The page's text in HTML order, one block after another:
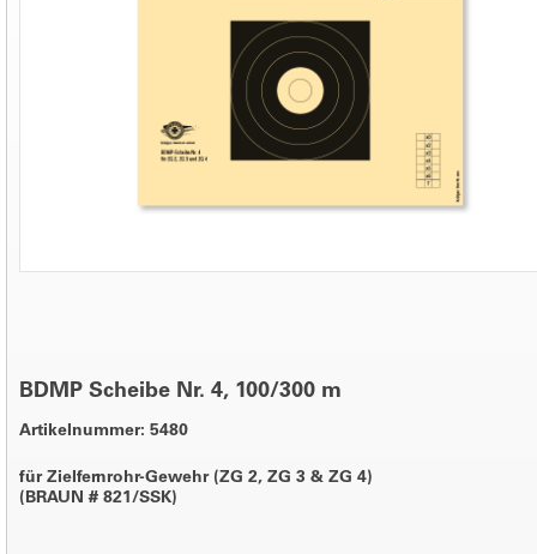
BDMP Scheibe Nr. 4, 100/300 m
Artikelnummer: 5480
für Zielfernrohr-Gewehr (ZG 2, ZG 3 & ZG 4)
(BRAUN # 821/SSK)